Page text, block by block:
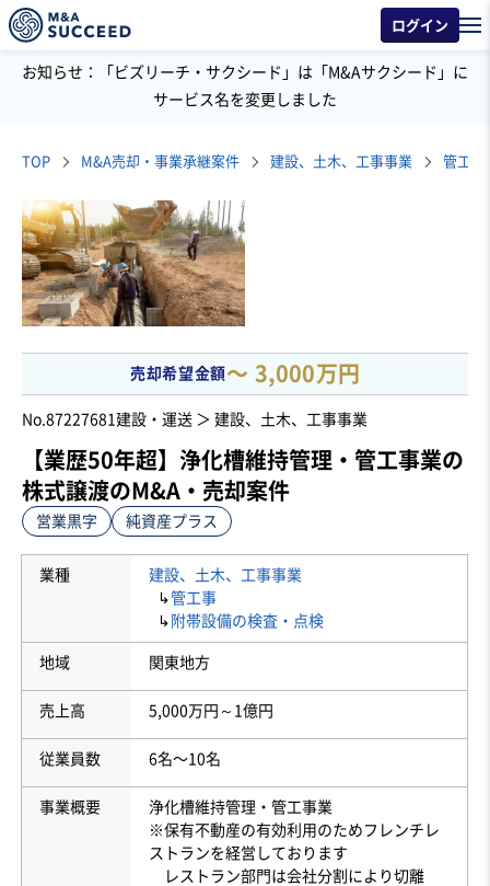
ログイン
お知らせ：「ビズリーチ・サクシード」は「M&Aサクシード」に
サービス名を変更しました
TOP M&A売却・事業承継案件 建設、土木、工事事業 管工事
売却希望金額〜 3,000万円
No.87227681 建設・運送 ＞ 建設、土木、工事事業
【業歴50年超】浄化槽維持管理・管工事業の
株式譲渡のM&A・売却案件
営業黒字 純資産プラス
業種
建設、土木、工事事業
↳管工事
↳ 附帯設備の検査・点検
地域 関東地方
売上高 5,000万円～1億円
従業員数 6名〜10名
事業概要
浄化槽維持管理・管工事業
※保有不動産の有効利用のためフレンチレ
ストランを経営しております
レストラン部門は会社分割により切離